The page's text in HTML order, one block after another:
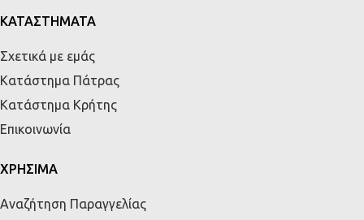
ΚΑΤΑΣΤΗΜΑΤΑ
Σχετικά με εμάς
Κατάστημα Πάτρας
Κατάστημα Κρήτης
Επικοινωνία
ΧΡΗΣΙΜΑ
Αναζήτηση Παραγγελίας